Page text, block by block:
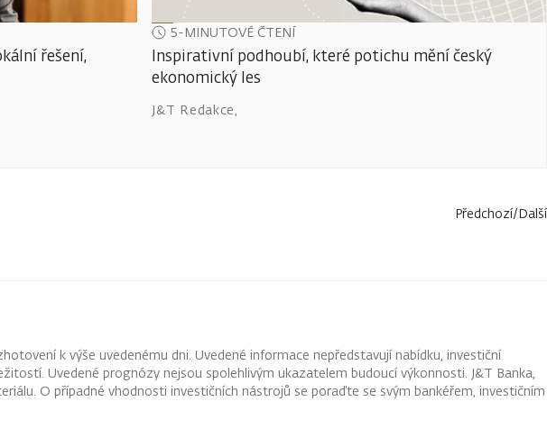
řešení,
5-MINUTOVÉ ČTENÍ
Inspirativní podhoubí, které potichu mění český
ekonomický les
J&T Redakce,
Předchozí/Další
k výše uvedenému dni. Uvedené informace nepředstavují nabídku, investiční
Uvedené prognózy nejsou spolehlivým ukazatelem budoucí výkonnosti. J&T Banka,
O případné vhodnosti investičních nástrojů se poraďte se svým bankéřem, investičním